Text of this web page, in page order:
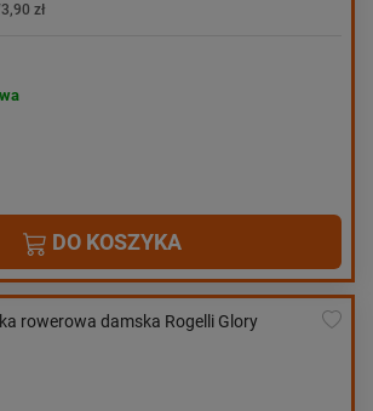
zł
DO KOSZYKA